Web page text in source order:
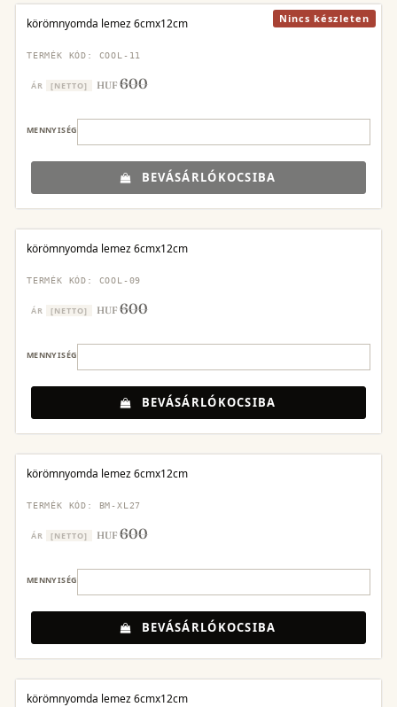
Nincs készleten
körömnyomda lemez 6cmx12cm
TERMÉK KÓD: COOL-11
ÁR [NETTO] HUF600
MENNYISÉG
BEVÁSÁRLÓKOCSIBA
körömnyomda lemez 6cmx12cm
TERMÉK KÓD: COOL-09
ÁR [NETTO] HUF600
MENNYISÉG
BEVÁSÁRLÓKOCSIBA
körömnyomda lemez 6cmx12cm
TERMÉK KÓD: BM-XL27
ÁR [NETTO] HUF600
MENNYISÉG
BEVÁSÁRLÓKOCSIBA
körömnyomda lemez 6cmx12cm